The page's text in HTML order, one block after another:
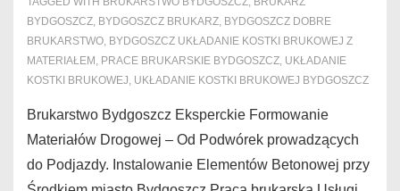
BYDGOSZCZ, BYDGOSZCZ BRUKARZ, BYDGOSZCZ DOBRE
BRUKARSTWO, BYDGOSZCZ UKŁADANIE KOSTKI BRUKOWEJ Z
MATERIAŁEM , PRACE BRUKARSKIE BYDGOSZCZ, UKŁADANIE
KOSTKI BRUKOWEJ, UKŁADANIE KOSTKI BRUKOWEJ BYDGOSZCZ
Brukarstwo Bydgoszcz Eksperckie Formowanie
Materiałów Drogowej – Od Podwórek prowadzących
do Podjazdy. Instalowanie Elementów Betonowej przy